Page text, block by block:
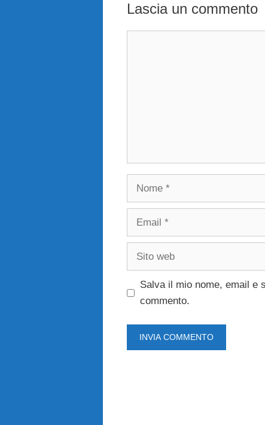
Lascia un commento
Nome
Email
Sito
Salva il mio nome, email e
commento.